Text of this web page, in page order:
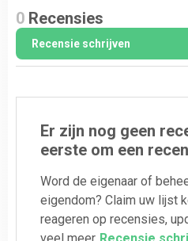
0 Recensies
Recensie schrijven
Er zijn nog geen
eerste om een
Word de eigenaar of
eigendom? Claim uw lijst
reageren op recensies,